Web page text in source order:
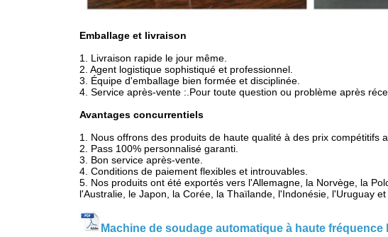
Emballage et livraison
1. Livraison rapide le jour même.
2. Agent logistique sophistiqué et professionnel.
3. Équipe d'emballage bien formée et disciplinée.
4. Service après-vente :.Pour toute question ou problème après
Avantages concurrentiels
1. Nous offrons des produits de haute qualité à des prix compétitifs
2. Pass 100% personnalisé garanti.
3. Bon service après-vente.
4. Conditions de paiement flexibles et introuvables.
5. Nos produits ont été exportés vers l'Allemagne, la Norvège, la
l'Australie, le Japon, la Corée, la Thaïlande, l'Indonésie, l'Uruguay
Machine de soudage automatique à haute fréquence